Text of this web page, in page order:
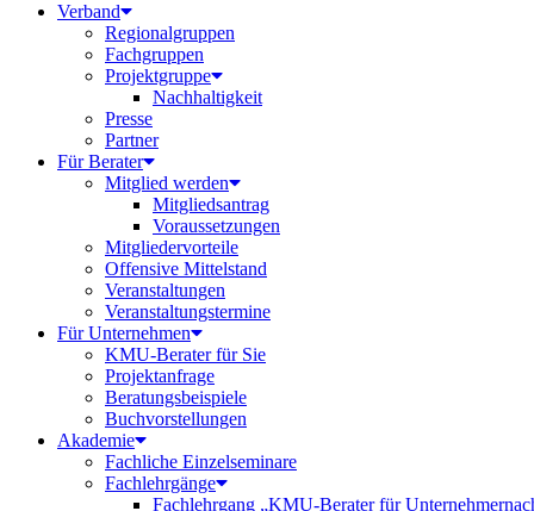
Verband
Regionalgruppen
Fachgruppen
Projektgruppe
Nachhaltigkeit
Presse
Partner
Für Berater
Mitglied werden
Mitgliedsantrag
Voraussetzungen
Mitgliedervorteile
Offensive Mittelstand
Veranstaltungen
Veranstaltungstermine
Für Unternehmen
KMU-Berater für Sie
Projektanfrage
Beratungsbeispiele
Buchvorstellungen
Akademie
Fachliche Einzelseminare
Fachlehrgänge
Fachlehrgang „KMU-Berater für